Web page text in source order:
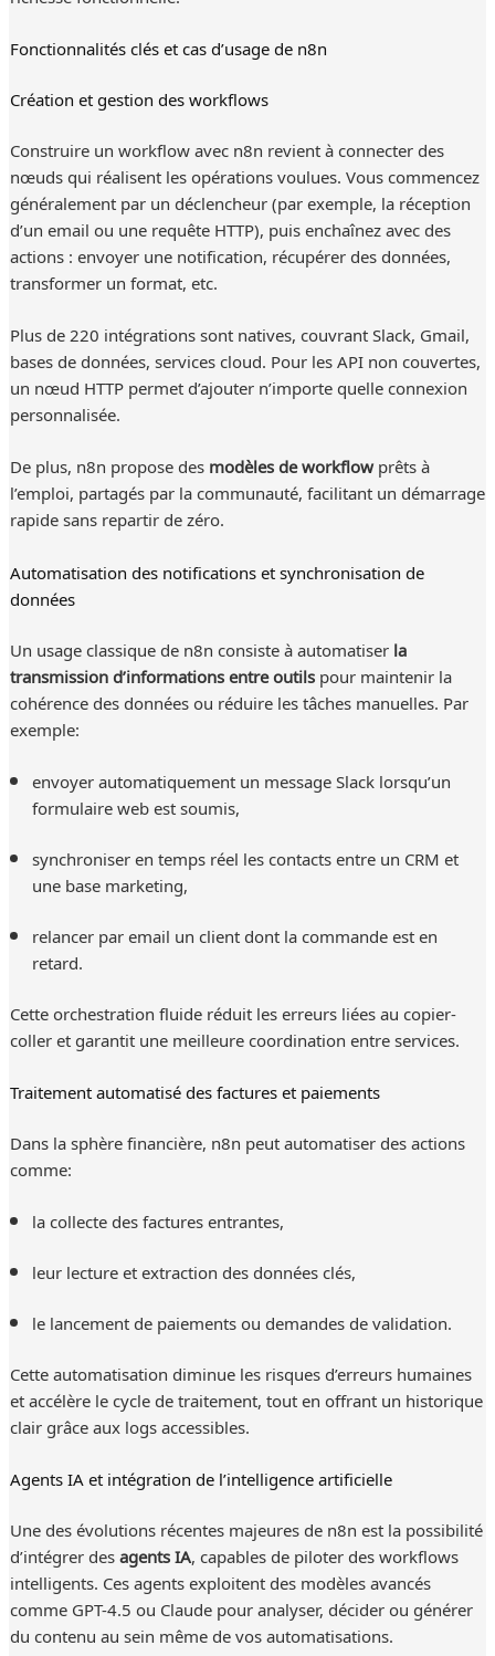
Fonctionnalités clés et cas d’usage de n8n
Création et gestion des workflows
Construire un workflow avec n8n revient à connecter des
nœuds qui réalisent les opérations voulues. Vous commencez
généralement par un déclencheur (par exemple, la réception
d’un email ou une requête HTTP), puis enchaînez avec des
actions : envoyer une notification, récupérer des données,
transformer un format, etc.
Plus de 220 intégrations sont natives, couvrant Slack, Gmail,
bases de données, services cloud. Pour les API non couvertes,
un nœud HTTP permet d’ajouter n’importe quelle connexion
personnalisée.
De plus, n8n propose desmodèles de workflowprêts à
l’emploi, partagés par la communauté, facilitant un démarrage
rapide sans repartir de zéro.
Automatisation des notifications et synchronisation de
données
Un usage classique de n8n consiste à automatiserla
transmission d’informations entre outilspour maintenir la
cohérence des données ou réduire les tâches manuelles. Par
exemple:
envoyer automatiquement un message Slack lorsqu’un
formulaire web est soumis,
synchroniser en temps réel les contacts entre un CRM et
une base marketing,
relancer par email un client dont la commande est en
retard.
Cette orchestration fluide réduit les erreurs liées au copier-
coller et garantit une meilleure coordination entre services.
Traitement automatisé des factures et paiements
Dans la sphère financière, n8n peut automatiser des actions
comme:
la collecte des factures entrantes,
leur lecture et extraction des données clés,
le lancement de paiements ou demandes de validation.
Cette automatisation diminue les risques d’erreurs humaines
et accélère le cycle de traitement, tout en offrant un historique
clair grâce aux logs accessibles.
Agents IA et intégration de l’intelligence artificielle
Une des évolutions récentes majeures de n8n est la possibilité
d’intégrer desagents IA, capables de piloter des workflows
intelligents. Ces agents exploitent des modèles avancés
comme GPT-4.5 ou Claude pour analyser, décider ou générer
du contenu au sein même de vos automatisations.